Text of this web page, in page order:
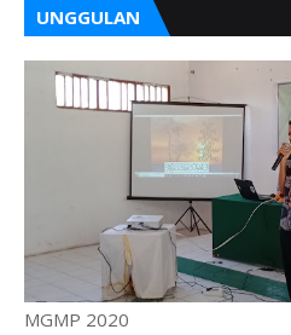
UNGGULAN
MGMP 2020